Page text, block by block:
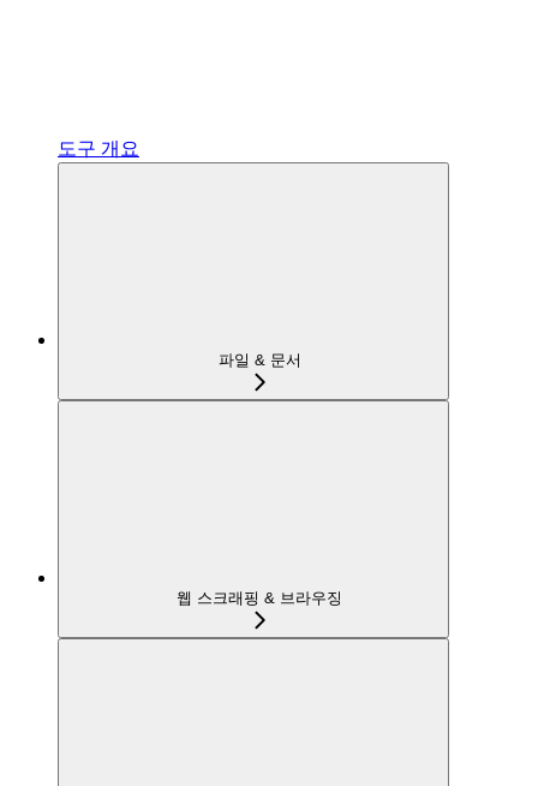
도구 개요
파일 & 문서
웹 스크래핑 & 브라우징